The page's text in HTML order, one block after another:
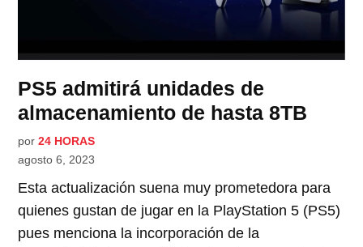
PS5 admitirá unidades de
almacenamiento de hasta 8TB
por 24 HORAS
agosto 6, 2023
Esta actualización suena muy prometedora para
quienes gustan de jugar en la PlayStation 5 (PS5)
pues menciona la incorporación de la